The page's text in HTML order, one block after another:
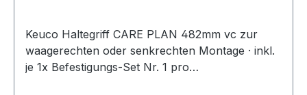
Keuco Haltegriff CARE PLAN 482mm vc zur
waagerechten oder senkrechten Montage · inkl.
je 1x Befestigungs-Set Nr. 1 pro